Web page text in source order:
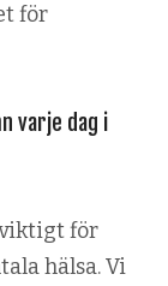
för
varje dag i
för
hälsa. Vi